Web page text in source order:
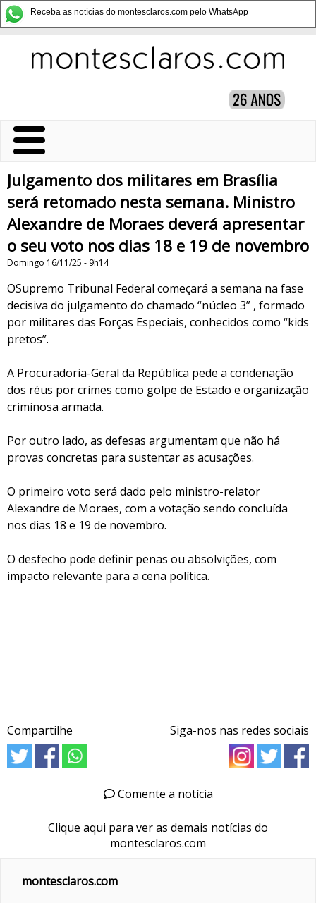
Receba as notícias do montesclaros.com pelo WhatsApp
Julgamento dos militares em Brasília
será retomado nesta semana. Ministro
Alexandre de Moraes deverá apresentar
o seu voto nos dias 18 e 19 de novembro
Domingo 16/11/25 - 9h14
OSupremo Tribunal Federal começará a semana na fase
decisiva do julgamento do chamado “núcleo 3” , formado
por militares das Forças Especiais, conhecidos como “kids
pretos”.
A Procuradoria-Geral da República pede a condenação
dos réus por crimes como golpe de Estado e organização
criminosa armada.
Por outro lado, as defesas argumentam que não há
provas concretas para sustentar as acusações.
O primeiro voto será dado pelo ministro-relator
Alexandre de Moraes, com a votação sendo concluída
nos dias 18 e 19 de novembro.
O desfecho pode definir penas ou absolvições, com
impacto relevante para a cena política.
Compartilhe Siga-nos nas redes sociais
Comente a notícia
Clique aqui para ver as demais notícias do
montesclaros.com
montesclaros.com